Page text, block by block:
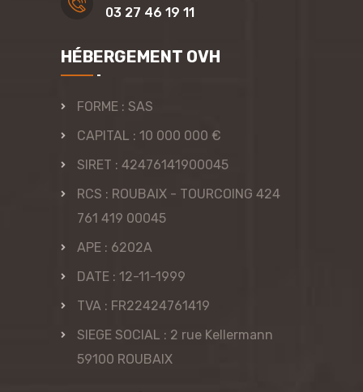
03 27 46 19 11
HÉBERGEMENT OVH
FORME : SAS
CAPITAL : 10 000 000 €
SIRET : 42476141900045
RCS : ROUBAIX - TOURCOING 424
761 419 00045
APE : 6202A
DATE : 12-11-1999
TVA : FR22424761419
SIEGE SOCIAL : 2 rue Kellermann
59100 ROUBAIX